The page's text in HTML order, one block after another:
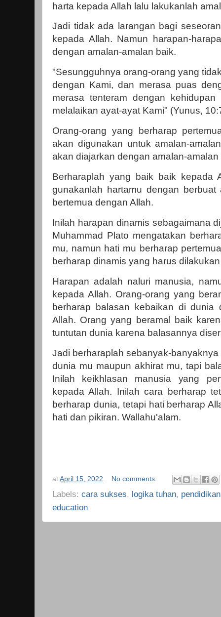
harta kepada Allah lalu lakukanlah
Jadi tidak ada larangan bagi
kepada Allah. Namun harapan-
dengan amalan-amalan baik.
"Sesungguhnya orang-orang yang
dengan Kami, dan merasa puas
merasa tenteram dengan
melalaikan ayat-ayat Kami" (Yunus,
Orang-orang yang berharap
akan digunakan untuk amalan-
akan diajarkan dengan amalan-amalan
Berharaplah yang baik baik kepada
gunakanlah hartamu dengan
bertemua dengan Allah.
Inilah harapan dinamis sebagaimana
Muhammad Plato mengatakan
mu, namun hati mu berharap
berharap dinamis yang harus
Harapan adalah naluri manusia,
kepada Allah. Orang-orang yang
berharap balasan kebaikan di dunia
Allah. Orang yang beramal baik
tuntutan dunia karena balasannya
Jadi berharaplah sebanyak-
dunia mu maupun akhirat mu, tapi
Inilah keikhlasan manusia yang
kepada Allah. Inilah cara berharap
berharap dunia, tetapi hati berharap
hati dan pikiran. Wallahu'alam.
at April 15, 2022 No comments:
Labels: cara sukses, logika tuhan,
education